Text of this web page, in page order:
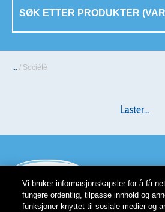
... / Société
Laster...
Våre produkter Personvernerklæring
Vi bruker informasjonskapsler for å få
fungere ordentlig, tilpasse innhold og
funksjoner knyttet til sosiale medier og